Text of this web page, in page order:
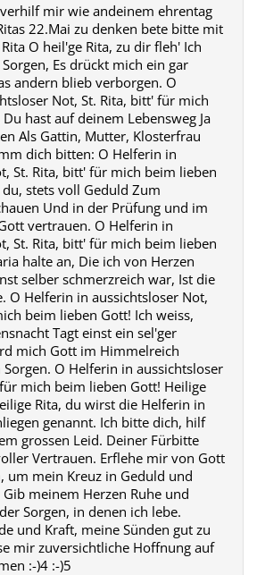
verhilf mir wie andeinem ehrentag
22.Mai zu denken bete bitte mit
O heil'ge Rita, zu dir fleh' Ich
Es drückt mich ein gar
andern blieb verborgen. O
Not, St. Rita, bitt' für mich
hast auf deinem Lebensweg Ja
Als Gattin, Mutter, Klosterfrau
dich bitten: O Helferin in
St. Rita, bitt' für mich beim lieben
stets voll Geduld Zum
Und in der Prüfung und im
vertrauen. O Helferin in
St. Rita, bitt' für mich beim lieben
halte an, Die ich von Herzen
selber schmerzreich war, Ist die
O Helferin in aussichtsloser Not,
beim lieben Gott! Ich weiss,
Tagt einst ein sel'ger
mich Gott im Himmelreich
O Helferin in aussichtsloser
mich beim lieben Gott! Heilige
Rita, du wirst die Helferin in
genannt. Ich bitte dich, hilf
grossen Leid. Deiner Fürbitte
Vertrauen. Erflehe mir von Gott
um mein Kreuz in Geduld und
meinem Herzen Ruhe und
Sorgen, in denen ich lebe.
und Kraft, meine Sünden gut zu
mir zuversichtliche Hoffnung auf
:-)4 :-)5